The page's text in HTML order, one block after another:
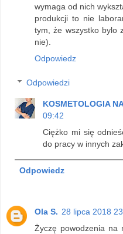
wymaga od nich
produkcji to nie
tym, że wszystko bylo
nie).
Odpowiedz
Odpowiedzi
KOSMETOLOGIA
09:42
Ciężko mi się
do pracy w innych
Odpowiedz
Ola S. 28 lipca 2018
Życzę powodzenia na